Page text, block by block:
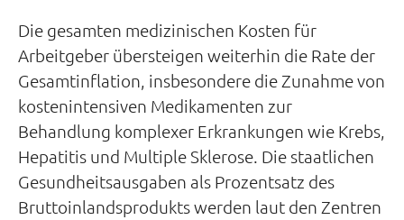
Die gesamten medizinischen Kosten für
Arbeitgeber übersteigen weiterhin die Rate der
Gesamtinflation, insbesondere die Zunahme von
kostenintensiven Medikamenten zur
Behandlung komplexer Erkrankungen wie Krebs,
Hepatitis und Multiple Sklerose. Die staatlichen
Gesundheitsausgaben als Prozentsatz des
Bruttoinlandsprodukts werden laut den Zentren